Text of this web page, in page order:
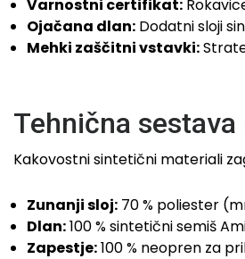
Varnostni certifikat:
Ojačana dlan: Dodatni sloji
Mehki zaščitni vstavki:
Tehnična
Kakovostni sintetični materiali
Zunanji sloj: 70 % poliester
Dlan:100 % sintetični semiš
Zapestje:100 % neopren za